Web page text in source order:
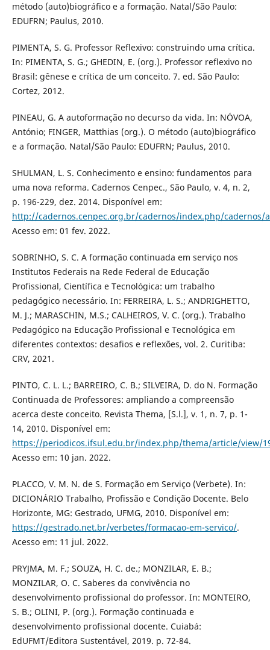
método (auto)biográfico e a formação. Natal/São Paulo:
EDUFRN; Paulus, 2010.
PIMENTA, S. G. Professor Reflexivo: construindo uma crítica.
In: PIMENTA, S. G.; GHEDIN, E. (org.). Professor reflexivo no
Brasil: gênese e crítica de um conceito. 7. ed. São Paulo:
Cortez, 2012.
PINEAU, G. A autoformação no decurso da vida. In: NÓVOA,
António; FINGER, Matthias (org.). O método (auto)biográfico
e a formação. Natal/São Paulo: EDUFRN; Paulus, 2010.
SHULMAN, L. S. Conhecimento e ensino: fundamentos para
uma nova reforma. Cadernos Cenpec., São Paulo, v. 4, n. 2,
p. 196-229, dez. 2014. Disponível em:
http://cadernos.cenpec.org.br/cadernos/index.php/cadernos/
Acesso em: 01 fev. 2022.
SOBRINHO, S. C. A formação continuada em serviço nos
Institutos Federais na Rede Federal de Educação
Profissional, Científica e Tecnológica: um trabalho
pedagógico necessário. In: FERREIRA, L. S.; ANDRIGHETTO,
M. J.; MARASCHIN, M.S.; CALHEIROS, V. C. (org.). Trabalho
Pedagógico na Educação Profissional e Tecnológica em
diferentes contextos: desafios e reflexões, vol. 2. Curitiba:
CRV, 2021.
PINTO, C. L. L.; BARREIRO, C. B.; SILVEIRA, D. do N. Formação
Continuada de Professores: ampliando a compreensão
acerca deste conceito. Revista Thema, [S.l.], v. 1, n. 7, p. 1-
14, 2010. Disponível em:
https://periodicos.ifsul.edu.br/index.php/thema/article/view/
Acesso em: 10 jan. 2022.
PLACCO, V. M. N. de S. Formação em Serviço (Verbete). In:
DICIONÁRIO Trabalho, Profissão e Condição Docente. Belo
Horizonte, MG: Gestrado, UFMG, 2010. Disponível em:
https://gestrado.net.br/verbetes/formacao-em-servico/.
Acesso em: 11 jul. 2022.
PRYJMA, M. F.; SOUZA, H. C. de.; MONZILAR, E. B.;
MONZILAR, O. C. Saberes da convivência no
desenvolvimento profissional do professor. In: MONTEIRO,
S. B.; OLINI, P. (org.). Formação continuada e
desenvolvimento profissional docente. Cuiabá:
EdUFMT/Editora Sustentável, 2019. p. 72-84.